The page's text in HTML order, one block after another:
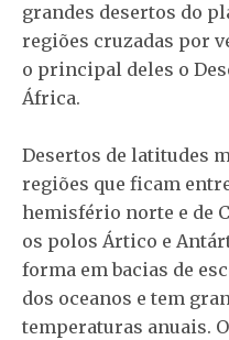
grandes desertos do
regiões cruzadas por
o principal deles o
África.
Desertos de latitudes
regiões que ficam
hemisfério norte e de
os polos Ártico e
forma em bacias de
dos oceanos e tem
temperaturas anuais.